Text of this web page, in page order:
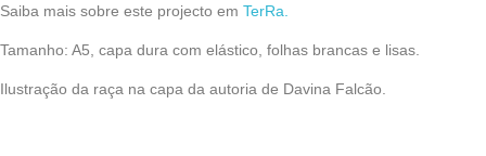
Saiba mais sobre este projecto em TerRa.
Tamanho: A5, capa dura com elástico, folhas brancas e lisas.
Ilustração da raça na capa da autoria de Davina Falcão.